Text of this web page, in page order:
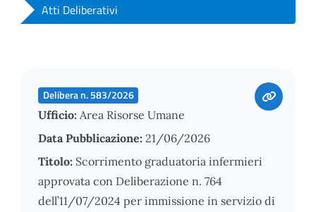
Atti Deliberativi
Delibera n. 583/2026
Ufficio: Area Risorse Umane
Data Pubblicazione: 21/06/2026
Titolo: Scorrimento graduatoria infermieri
approvata con Deliberazione n. 764
dell’11/07/2024 per immissione in servizio di